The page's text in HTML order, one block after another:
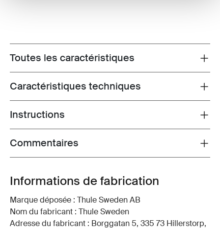
Toggle features
Toutes les caractéristiques
Toggle techspec
Caractéristiques techniques
Toggle guides and instructions
Instructions
Toggle overview
Commentaires
Informations de fabrication
Marque déposée : Thule Sweden AB
Nom du fabricant : Thule Sweden
Adresse du fabricant : Borggatan 5, 335 73 Hillerstorp,